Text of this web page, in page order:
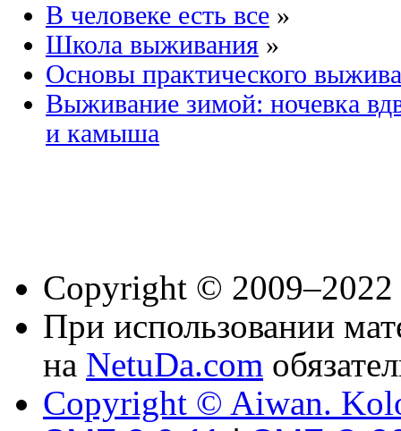
В человеке есть все »
Школа выживания »
Основы практического
Выживание зимой: ночевка
и камыша
Copyright © 2009–2022
При использовании
на NetuDa.com
Copyright © Aiwan.